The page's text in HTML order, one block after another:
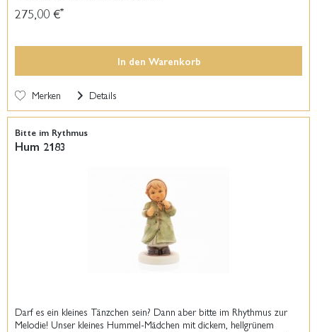
275,00 €*
In den Warenkorb
Merken Details
Bitte im Rythmus
Hum 2183
Darf es ein kleines Tänzchen sein? Dann aber bitte im Rhythmus zur
Melodie! Unser kleines Hummel-Mädchen mit dickem, hellgrünem